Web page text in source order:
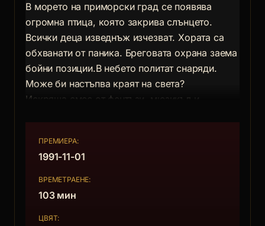
В морето на приморски град се появява
огромна птица, която закрива слънцето.
Всички деца изведнъж изчезват. Хората са
обхванати от паника. Бреговата охрана заема
бойни позиции.В небето политат снаряди.
Може би настъпва краят на света?
Искряща смес от фентъзи, мюзикъл и
Поетична притча за фаталните заблуди на
съвременното човечество, за военните
заплахи и мощния спасителен заряд на
творчеството.
ПРЕМИЕРА:
1991-11-01
ВРЕМЕТРАЕНЕ:
103 мин
ЦВЯТ: